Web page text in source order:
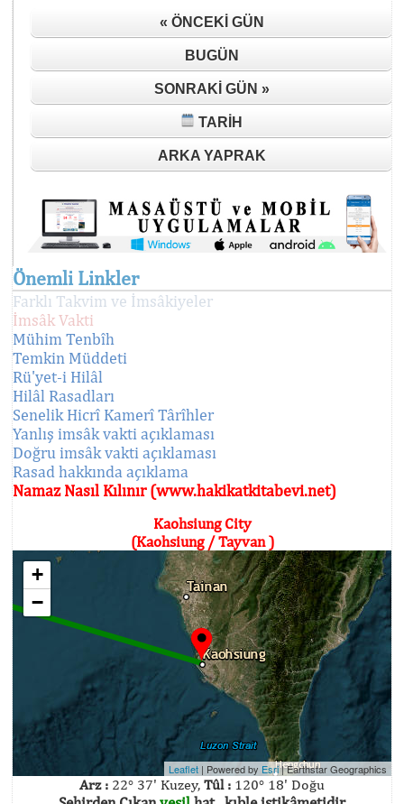
« ÖNCEKI GÜN
BUGÜN
SONRAKI GÜN »
TARIH
ARKA YAPRAK
Önemli Linkler
Farklı Takvim ve İmsâkiyeler
İmsâk Vakti
Mühim Tenbîh
Temkin Müddeti
Rü'yet-i Hilâl
Hilâl Rasadları
Senelik Hicrî Kamerî Târîhler
Yanlış imsâk vakti açıklaması
Doğru imsâk vakti açıklaması
Rasad hakkında açıklama
Namaz Nasıl Kılınır (www.hakikatkitabevi.net)
Kaohsiung City
(Kaohsiung / Tayvan )
+
−
Leaflet | Powered by Esri|Earthstar Geographics
Arz : 22° 37' Kuzey, Tûl : 120° 18' Doğu